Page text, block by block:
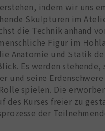
indem wir uns
Skulpturen im
die Technik anhand
Figur im
Anatomie und Statik
Es werden stehende,
und seine
spielen. Die
des Kurses freier zu
der